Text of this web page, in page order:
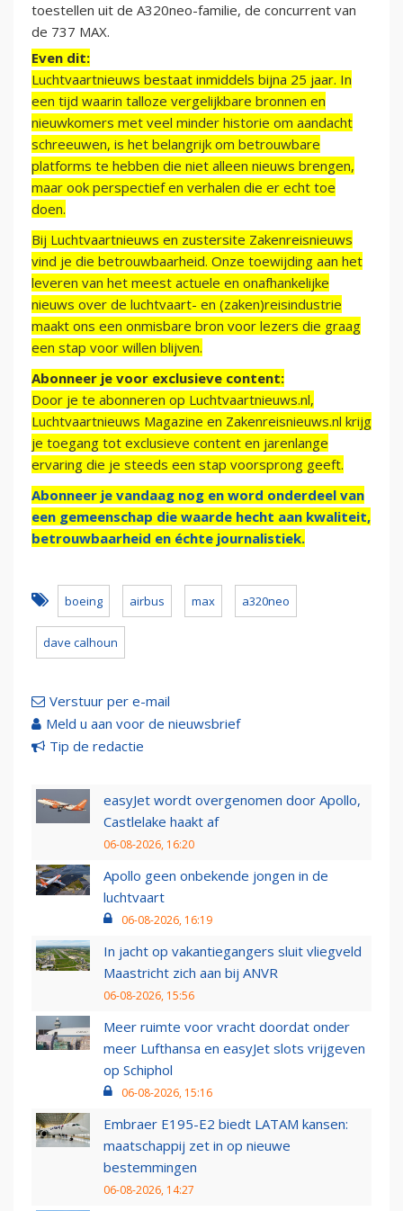
toestellen uit de A320neo-familie, de concurrent van
de 737 MAX.
Even dit:
Luchtvaartnieuws bestaat inmiddels bijna 25 jaar. In
een tijd waarin talloze vergelijkbare bronnen en
nieuwkomers met veel minder historie om aandacht
schreeuwen, is het belangrijk om betrouwbare
platforms te hebben die niet alleen nieuws brengen,
maar ook perspectief en verhalen die er echt toe
doen.
Bij Luchtvaartnieuws en zustersite Zakenreisnieuws
vind je die betrouwbaarheid. Onze toewijding aan het
leveren van het meest actuele en onafhankelijke
nieuws over de luchtvaart- en (zaken)reisindustrie
maakt ons een onmisbare bron voor lezers die graag
een stap voor willen blijven.
Abonneer je voor exclusieve content:
Door je te abonneren op Luchtvaartnieuws.nl,
Luchtvaartnieuws Magazine en Zakenreisnieuws.nl krijg
je toegang tot exclusieve content en jarenlange
ervaring die je steeds een stap voorsprong geeft.
Abonneer je vandaag nog en word onderdeel van
een gemeenschap die waarde hecht aan kwaliteit,
betrouwbaarheid en échte journalistiek.
boeing airbus max a320neo
dave calhoun
Verstuur per e-mail
Meld u aan voor de nieuwsbrief
Tip de redactie
easyJet wordt overgenomen door Apollo,
Castlelake haakt af
06-08-2026, 16:20
Apollo geen onbekende jongen in de
luchtvaart
06-08-2026, 16:19
In jacht op vakantiegangers sluit vliegveld
Maastricht zich aan bij ANVR
06-08-2026, 15:56
Meer ruimte voor vracht doordat onder
meer Lufthansa en easyJet slots vrijgeven
op Schiphol
06-08-2026, 15:16
Embraer E195-E2 biedt LATAM kansen:
maatschappij zet in op nieuwe
bestemmingen
06-08-2026, 14:27